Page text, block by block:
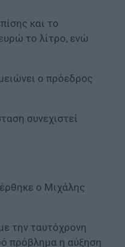
και το
το λίτρο, ενώ
ο πρόεδρος
συνεχιστεί
ο Μιχάλης
την ταυτόχρονη
πρόβλημα η αύξηση